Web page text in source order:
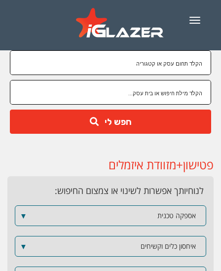
Menu
חפש לי
פטישון+מזוודת איזמלים
לנוחיותך אפשרות לשינוי או צמצום החיפוש:
אספקה טכנית ▼
איחסון כלים וקשיחים ▼